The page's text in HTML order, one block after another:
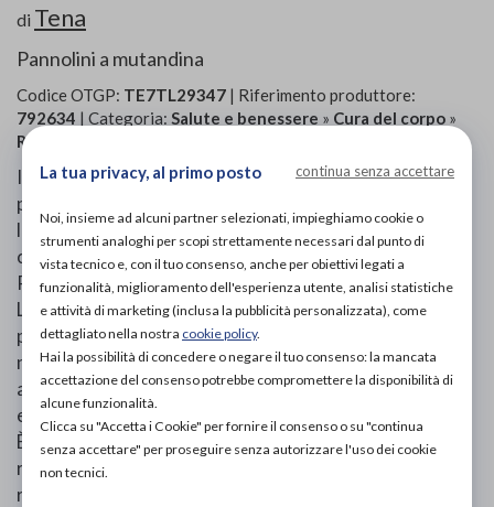
di Tena
Pannolini a mutandina
Codice OTGP: TE7TL29347 | Riferimento produttore:
792634 | Categoria: Salute e benessere » Cura del corpo »
Rimedi incontinenza
Il sistema ConfioFit offre alla persona cara una
protezione dalla forma anatomica sottile e con un alto
livello di comfort e discrezione. Grazie all'elevata
capacità traspirante, favorisce il benessere della cute.
Protezione sottile che si adatta all'anatomia del corpo.
La doppia barriera contro le perdite offre elevata
protezione. La rapidità nell'assorbire i liquidi ed un
nucleo con elevato potere assorbente offrono un
asciutto duraturo. La protezione per incontinenza può
essere sfilata con facilità come quando viene indossata.
È sufficiente strappare le cuciture laterali per aprire e
rimuovere la mutandina. Il sistema Odour Neutralizer
riduce la formazione di odori ammoniacali per offrire
La tua privacy, al primo posto continua senza accettare
Noi, insieme ad alcuni partner selezionati, impieghiamo cookie o
strumenti analoghi per scopi strettamente necessari dal punto di
vista tecnico e, con il tuo consenso, anche per obiettivi legati a
funzionalità, miglioramento dell'esperienza utente, analisi statistiche
e attività di marketing (inclusa la pubblicità personalizzata), come
dettagliato nella nostra cookie policy.
Hai la possibilità di concedere o negare il tuo consenso: la mancata
accettazione del consenso potrebbe compromettere la disponibilità di
alcune funzionalità.
Clicca su "Accetta i Cookie" per fornire il consenso o su "continua
senza accettare" per proseguire senza autorizzare l'uso dei cookie
non tecnici.